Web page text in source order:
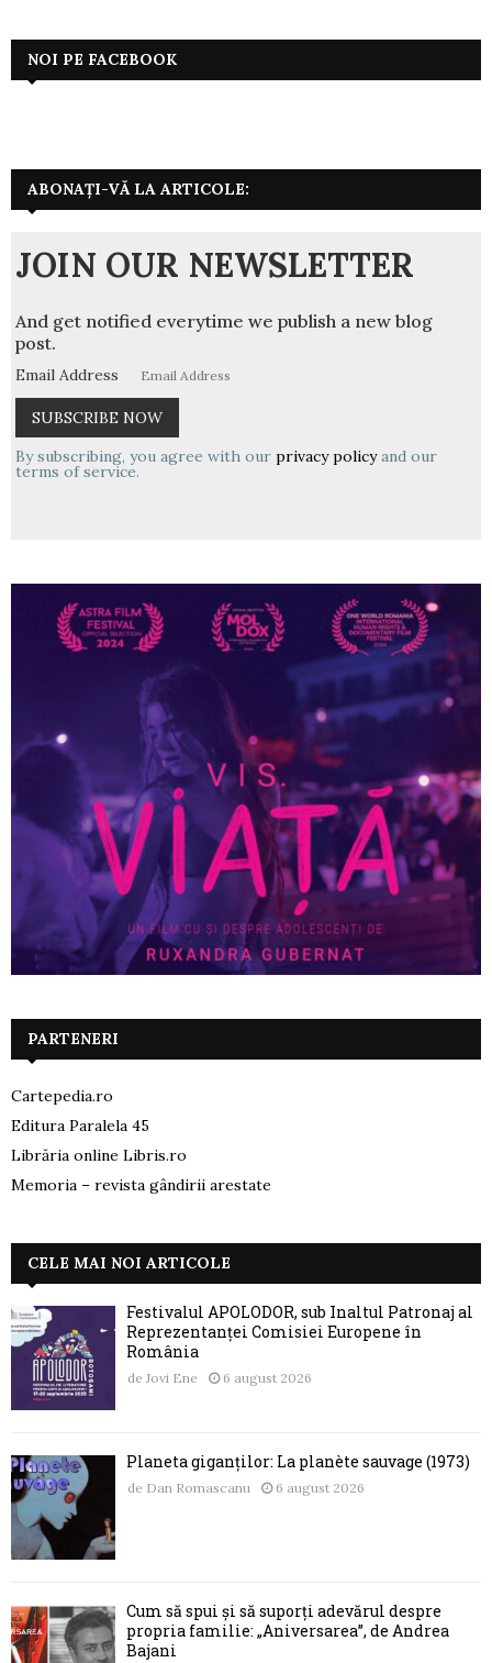
NOI PE FACEBOOK
ABONAȚI-VĂ LA ARTICOLE:
JOIN OUR NEWSLETTER
And get notified everytime we publish a new blog
post.
Email Address
By subscribing, you agree with our privacy policyand our
terms of service.
PARTENERI
Cartepedia.ro
Editura Paralela 45
Librăria online Libris.ro
Memoria – revista gândirii arestate
CELE MAI NOI ARTICOLE
Festivalul APOLODOR, sub Înaltul Patronaj al
Reprezentanței Comisiei Europene în
România
de Jovi Ene 6 august 2026
Planeta giganților: La planète sauvage (1973)
de Dan Romascanu 6 august 2026
Cum să spui și să suporți adevărul despre
propria familie: „Aniversarea”, de Andrea
Bajani